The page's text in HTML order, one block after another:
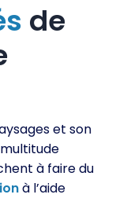
de
et son
à faire du
à l’aide